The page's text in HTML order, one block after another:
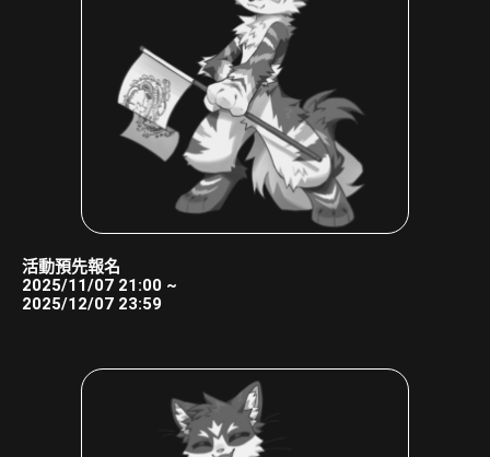
活動預先報名
2025/11/07 21:00 ~
2025/12/07 23:59